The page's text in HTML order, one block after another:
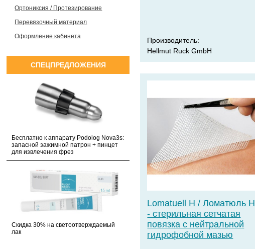
Ортониксия / Протезирование
Перевязочный материал
Оформление кабинета
СПЕЦПРЕДЛОЖЕНИЯ
Бесплатно к аппарату Podolog Nova3s:
запасной зажимной патрон + пинцет
для извлечения фрез
Скидка 30% на светоотверждаемый
лак
Производитель:
Hellmut Ruck GmbH
Lomatuell H / Ломатюль Н
- стерильная сетчатая
повязка с нейтральной
гидрофобной мазью